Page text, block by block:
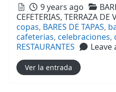
Posted
9 years ago
CEFETERIAS, TERRAZA DE
copas, BARES DE TAPAS,
cafeterias, celebraciones,
RESTAURANTES
Leave
Ver la entrada